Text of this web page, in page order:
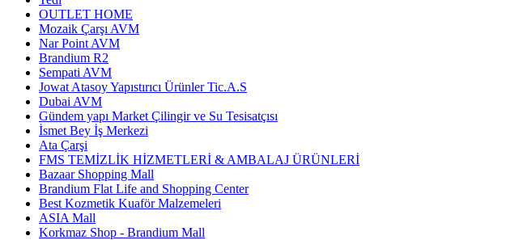
OUTLET HOME
Mozaik Çarşı AVM
Nar Point AVM
Brandium R2
Sempati AVM
Jowat Atasoy Yapıstırıcı Ürünler Tic.A.S
Dubai AVM
Gündem yapı Market Çilingir ve Su Tesisatçısı
İsmet Bey İş Merkezi
Ata Çarşi
FMS TEMİZLİK HİZMETLERİ & AMBALAJ ÜRÜNLERİ
Bazaar Shopping Mall
Brandium Flat Life and Shopping Center
Best Kozmetik Kuaför Malzemeleri
ASIA Mall
Korkmaz Shop - Brandium Mall